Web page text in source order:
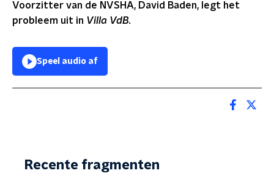
Voorzitter van de NVSHA, David Baden, legt het
probleem uit in Villa VdB.
Speel audio af
Recente fragmenten